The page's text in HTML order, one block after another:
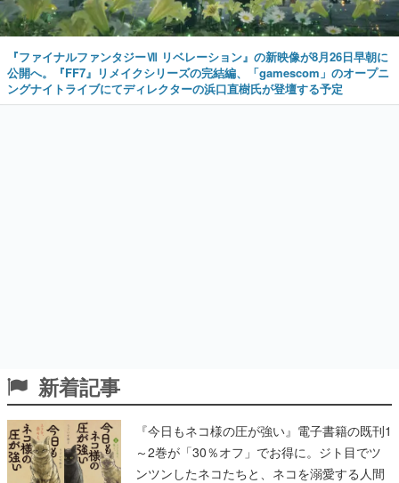
『ファイナルファンタジーⅦ リベレーション』の新映像が8月26日早朝に
公開へ。『FF7』リメイクシリーズの完結編、「gamescom」のオープニ
ングナイトライブにてディレクターの浜口直樹氏が登壇する予定
新着記事
『今日もネコ様の圧が強い』電子書籍の既刊1
～2巻が「30％オフ」でお得に。ジト目でツ
ンツンしたネコたちと、ネコを溺愛する人間